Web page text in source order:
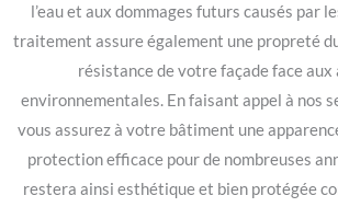
l’eau et aux dommages futurs causés par
traitement assure également une propreté
résistance de votre façade face aux
environnementales. En faisant appel à nos
vous assurez à votre bâtiment une
protection efficace pour de nombreuses
restera ainsi esthétique et bien protégée